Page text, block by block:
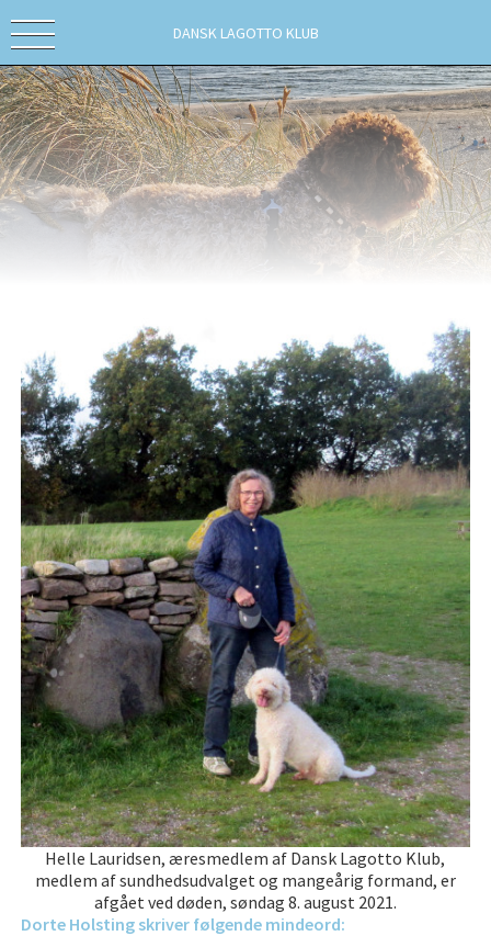
DANSK LAGOTTO KLUB
Helle Lauridsen, æresmedlem af Dansk Lagotto Klub,
medlem af sundhedsudvalget og mangeårig formand, er
afgået ved døden, søndag 8. august 2021.
Dorte Holsting skriver følgende mindeord: